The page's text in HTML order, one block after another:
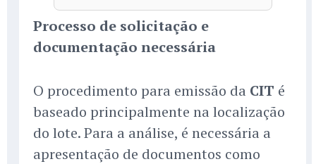
Processo de solicitação e
documentação necessária
O procedimento para emissão da CIT é
baseado principalmente na localização
do lote. Para a análise, é necessária a
apresentação de documentos como